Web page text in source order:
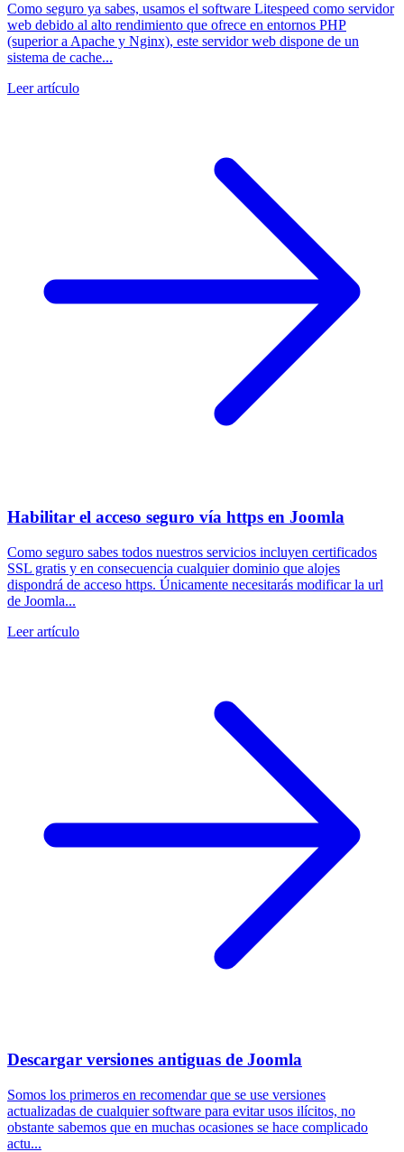
Como seguro ya sabes, usamos el software Litespeed como servidor
web debido al alto rendimiento que ofrece en entornos PHP
(superior a Apache y Nginx), este servidor web dispone de un
sistema de cache...
Leer artículo
Habilitar el acceso seguro vía https en Joomla
Como seguro sabes todos nuestros servicios incluyen certificados
SSL gratis y en consecuencia cualquier dominio que alojes
dispondrá de acceso https. Únicamente necesitarás modificar la url
de Joomla...
Leer artículo
Descargar versiones antiguas de Joomla
Somos los primeros en recomendar que se use versiones
actualizadas de cualquier software para evitar usos ilícitos, no
obstante sabemos que en muchas ocasiones se hace complicado
actu...